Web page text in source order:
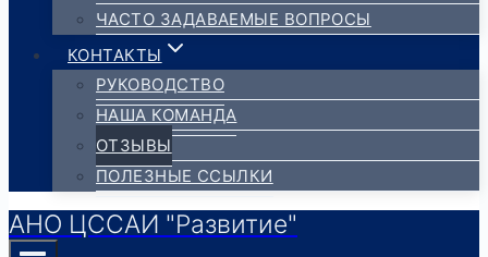
ЧАСТО ЗАДАВАЕМЫЕ ВОПРОСЫ
КОНТАКТЫ
РУКОВОДСТВО
НАША КОМАНДА
ОТЗЫВЫ
ПОЛЕЗНЫЕ ССЫЛКИ
АНО ЦССАИ "Развитие"